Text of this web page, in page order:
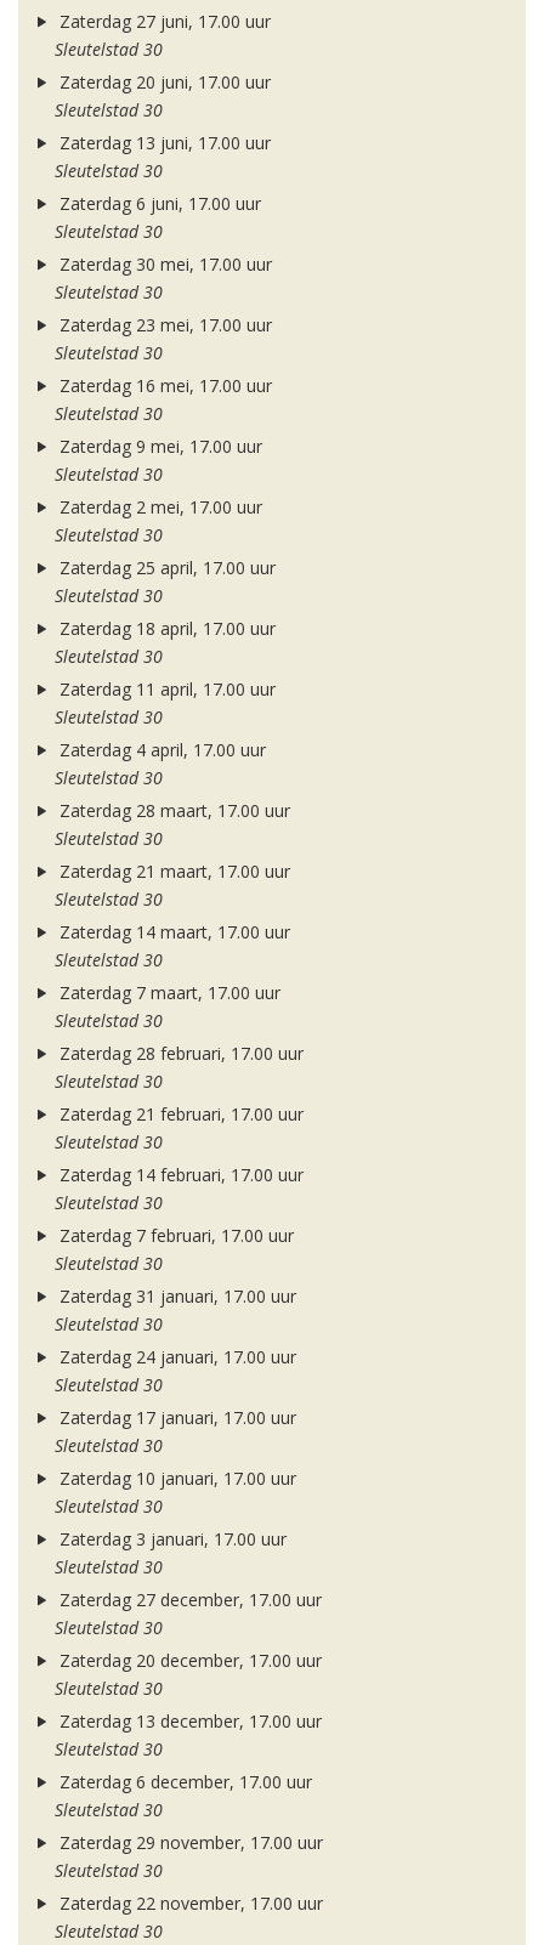
Zaterdag 27 juni, 17.00 uur
Sleutelstad 30
Zaterdag 20 juni, 17.00 uur
Sleutelstad 30
Zaterdag 13 juni, 17.00 uur
Sleutelstad 30
Zaterdag 6 juni, 17.00 uur
Sleutelstad 30
Zaterdag 30 mei, 17.00 uur
Sleutelstad 30
Zaterdag 23 mei, 17.00 uur
Sleutelstad 30
Zaterdag 16 mei, 17.00 uur
Sleutelstad 30
Zaterdag 9 mei, 17.00 uur
Sleutelstad 30
Zaterdag 2 mei, 17.00 uur
Sleutelstad 30
Zaterdag 25 april, 17.00 uur
Sleutelstad 30
Zaterdag 18 april, 17.00 uur
Sleutelstad 30
Zaterdag 11 april, 17.00 uur
Sleutelstad 30
Zaterdag 4 april, 17.00 uur
Sleutelstad 30
Zaterdag 28 maart, 17.00 uur
Sleutelstad 30
Zaterdag 21 maart, 17.00 uur
Sleutelstad 30
Zaterdag 14 maart, 17.00 uur
Sleutelstad 30
Zaterdag 7 maart, 17.00 uur
Sleutelstad 30
Zaterdag 28 februari, 17.00 uur
Sleutelstad 30
Zaterdag 21 februari, 17.00 uur
Sleutelstad 30
Zaterdag 14 februari, 17.00 uur
Sleutelstad 30
Zaterdag 7 februari, 17.00 uur
Sleutelstad 30
Zaterdag 31 januari, 17.00 uur
Sleutelstad 30
Zaterdag 24 januari, 17.00 uur
Sleutelstad 30
Zaterdag 17 januari, 17.00 uur
Sleutelstad 30
Zaterdag 10 januari, 17.00 uur
Sleutelstad 30
Zaterdag 3 januari, 17.00 uur
Sleutelstad 30
Zaterdag 27 december, 17.00 uur
Sleutelstad 30
Zaterdag 20 december, 17.00 uur
Sleutelstad 30
Zaterdag 13 december, 17.00 uur
Sleutelstad 30
Zaterdag 6 december, 17.00 uur
Sleutelstad 30
Zaterdag 29 november, 17.00 uur
Sleutelstad 30
Zaterdag 22 november, 17.00 uur
Sleutelstad 30